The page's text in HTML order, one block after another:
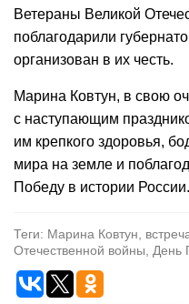
Ветераны Великой
поблагодарили
организован в их честь.
Марина Ковтун, в свою
с наступающим
им крепкого здоровья,
мира на земле и
Победу в истории России.
Теги: Марина Ковтун,
Отечественной войны, День